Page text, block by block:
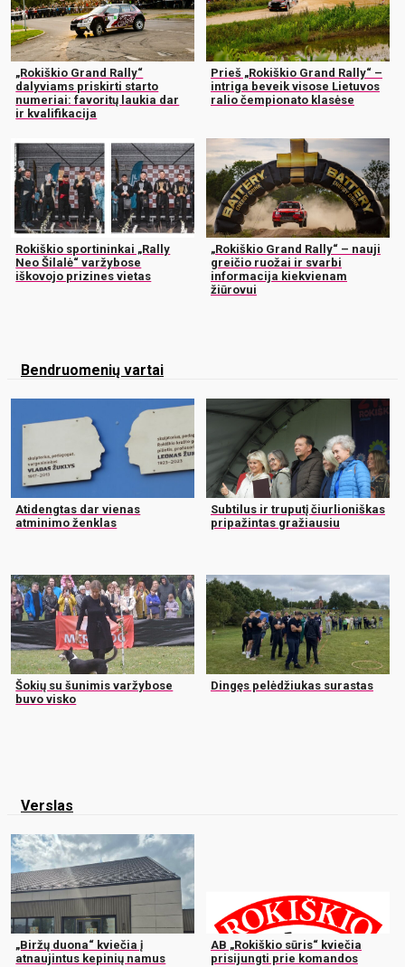
„Rokiškio Grand Rally“
dalyviams priskirti starto
numeriai: favoritų laukia dar
ir kvalifikacija
Prieš „Rokiškio Grand Rally“ –
intriga beveik visose Lietuvos
ralio čempionato klasėse
Rokiškio sportininkai „Rally
Neo Šilalė“ varžybose
iškovojo prizines vietas
„Rokiškio Grand Rally“ – nauji
greičio ruožai ir svarbi
informacija kiekvienam
žiūrovui
Bendruomenių vartai
Atidengtas dar vienas
atminimo ženklas
Subtilus ir truputį čiurlioniškas
pripažintas gražiausiu
Šokių su šunimis varžybose
buvo visko
Dingęs pelėdžiukas surastas
Verslas
„Biržų duona“ kviečia į
atnaujintus kepinių namus
AB „Rokiškio sūris“ kviečia
prisijungti prie komandos